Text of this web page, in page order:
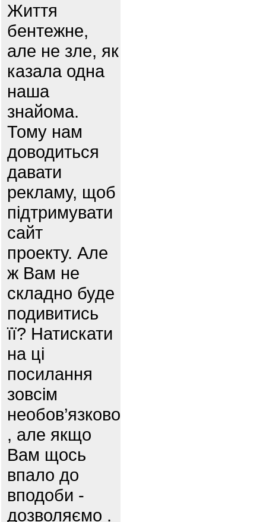
Життя
бентежне,
але не зле, як
казала одна
наша
знайома.
Тому нам
доводиться
давати
рекламу, щоб
підтримувати
сайт
проекту. Але
ж Вам не
складно буде
подивитись
її? Натискати
на ці
посилання
зовсім
необов’язково
, але якщо
Вам щось
впало до
вподоби -
дозволяємо .